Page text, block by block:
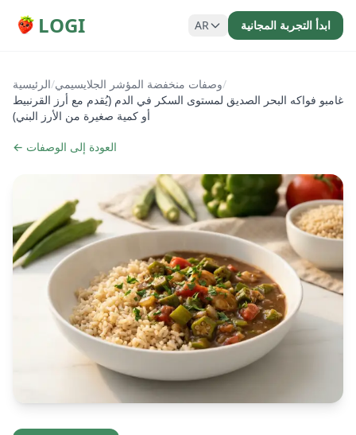
LOGI AR ابدأ التجربة المجانية
الرئيسية/وصفات منخفضة المؤشر الجلايسيمي/
غامبو فواكه البحر الصديق لمستوى السكر في الدم (يُقدم مع أرز القرنبيط
أو كمية صغيرة من الأرز البني)
← العودة إلى الوصفات